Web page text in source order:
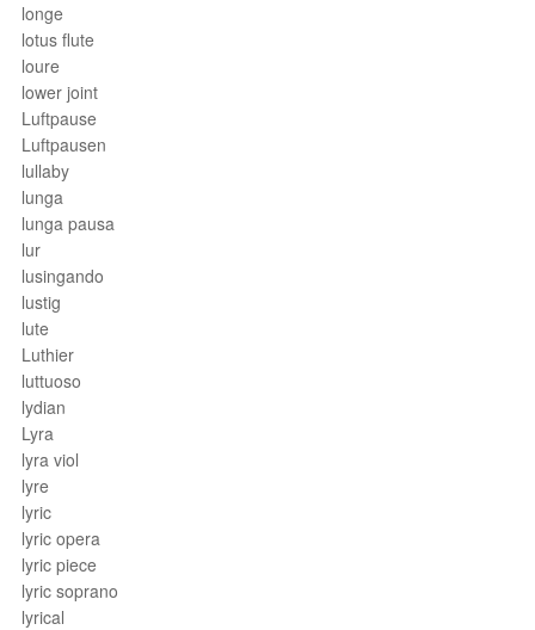
longe
lotus flute
loure
lower joint
Luftpause
Luftpausen
lullaby
lunga
lunga pausa
lur
lusingando
lustig
lute
Luthier
luttuoso
lydian
Lyra
lyra viol
lyre
lyric
lyric opera
lyric piece
lyric soprano
lyrical